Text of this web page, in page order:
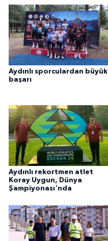
Aydınlı sporculardan büyük
başarı
Aydınlı rekortmen atlet
Koray Uygun, Dünya
Şampiyonası'nda